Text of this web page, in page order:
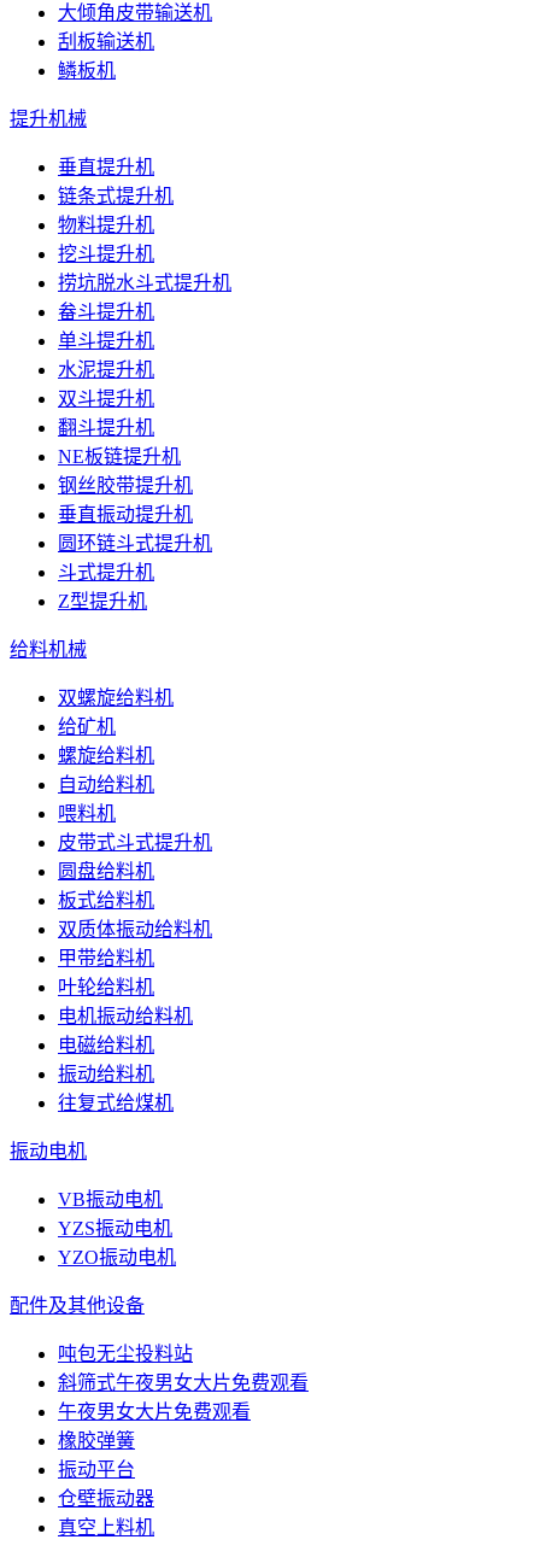
大倾角皮带输送机
刮板输送机
鳞板机
提升机械
垂直提升机
链条式提升机
物料提升机
挖斗提升机
捞坑脱水斗式提升机
畚斗提升机
单斗提升机
水泥提升机
双斗提升机
翻斗提升机
NE板链提升机
钢丝胶带提升机
垂直振动提升机
圆环链斗式提升机
斗式提升机
Z型提升机
给料机械
双螺旋给料机
给矿机
螺旋给料机
自动给料机
喂料机
皮带式斗式提升机
圆盘给料机
板式给料机
双质体振动给料机
甲带给料机
叶轮给料机
电机振动给料机
电磁给料机
振动给料机
往复式给煤机
振动电机
VB振动电机
YZS振动电机
YZO振动电机
配件及其他设备
吨包无尘投料站
斜筛式午夜男女大片免费观看
午夜男女大片免费观看
橡胶弹簧
振动平台
仓壁振动器
真空上料机